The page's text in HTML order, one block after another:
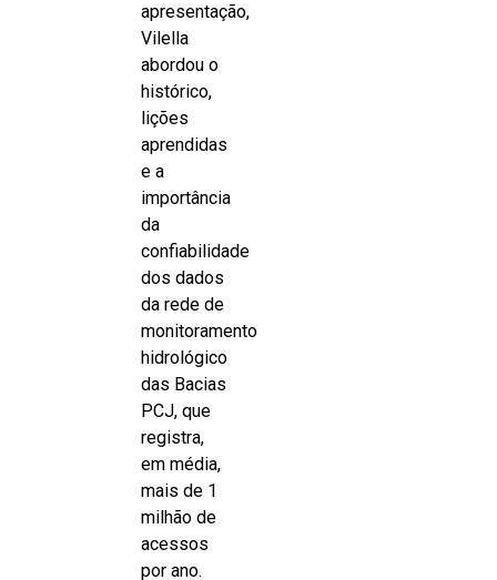
apresentação,
Vilella
abordou o
histórico,
lições
aprendidas
e a
importância
da
confiabilidade
dos dados
da rede de
monitoramento
hidrológico
das Bacias
PCJ, que
registra,
em média,
mais de 1
milhão de
acessos
por ano.